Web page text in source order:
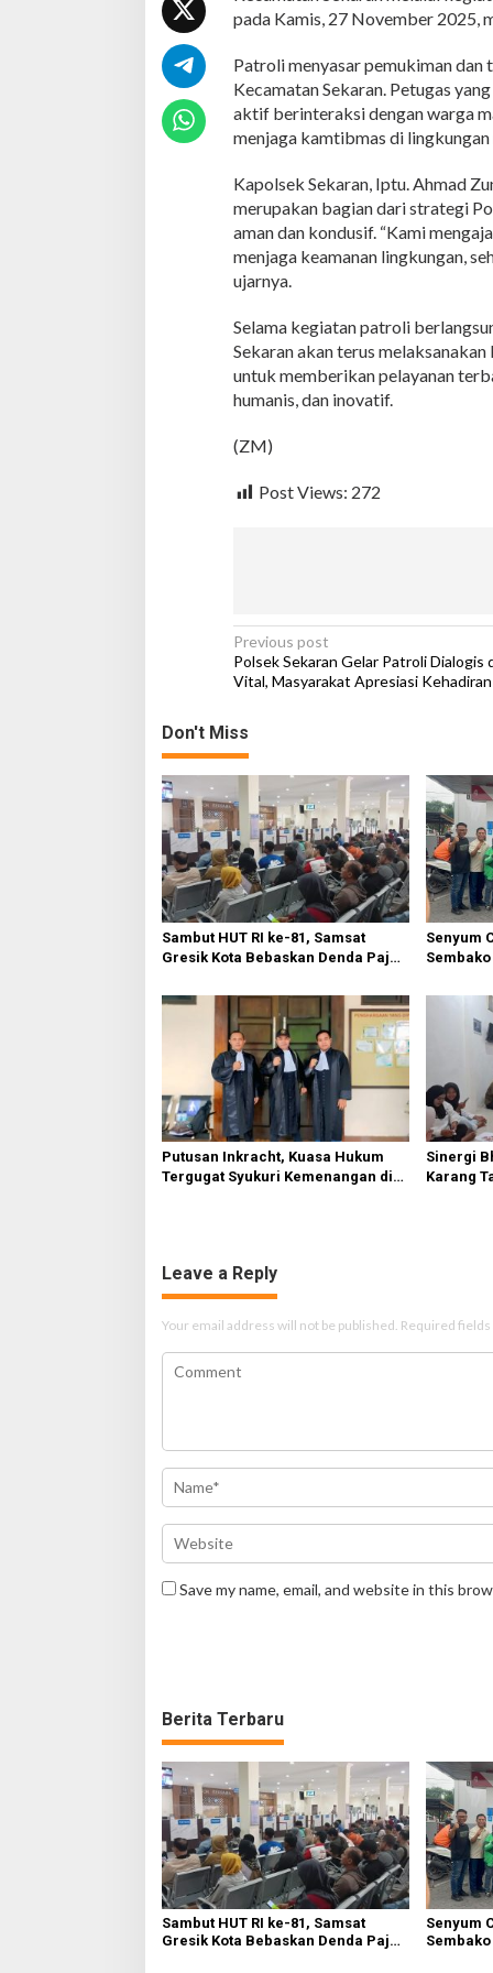
n
a
r
k
m
i
b
m
s
W
i
a
y
e
c
n
S
e
k
pada Kamis, 27 November 2025,
Patroli menyasar pemukiman
Kecamatan Sekaran. Petugas
aktif berinteraksi dengan warga
menjaga kamtibmas di
Kapolsek Sekaran, Iptu. Ahmad
merupakan bagian dari strategi
aman dan kondusif. “Kami
menjaga keamanan lingkungan,
ujarnya.
Selama kegiatan patroli
Sekaran akan terus
untuk memberikan pelayanan
humanis, dan inovatif.
(ZM)
Post Views: 272
P
o
t
n
a
v
i
g
a
t
i
o
n
Previous post
Polsek Sekaran Gelar Patroli Dialogis
Vital, Masyarakat Apresiasi
Don't Miss
Sambut HUT RI ke-81, Samsat
Gresik Kota Bebaskan Denda Pajak
Senyum
Putusan Inkracht, Kuasa Hukum
Tergugat Syukuri Kemenangan di
Sinergi
Karang
Leave a Reply
Your email address will not be published. Required
Save my name, email, and website in this
Berita Terbaru
Sambut HUT RI ke-81, Samsat
Gresik Kota Bebaskan Denda Pajak
Senyum